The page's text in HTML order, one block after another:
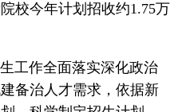
校今年计划招收约1.75万
工作全面落实深化政治
备治人才需求，依据新